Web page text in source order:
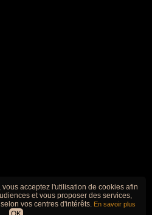
acceptez l'utilisation de cookies afin
et vous proposer des services,
vos centres d'intérêts. En savoir plus